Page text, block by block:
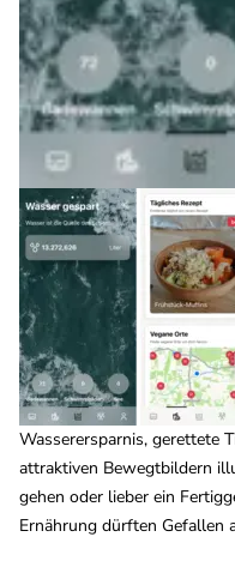
Wasserersparnis, gerettete
attraktiven Bewegtbildern
gehen oder lieber ein
Ernährung dürften Gefallen